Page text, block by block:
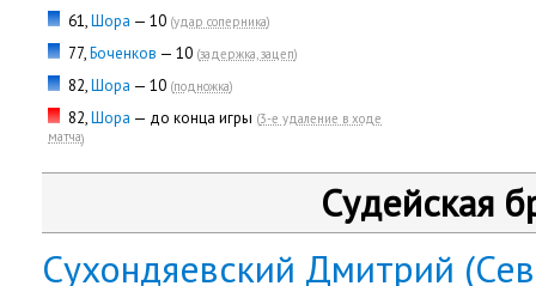
61,Шора — 10 (удар соперника)
77,Боченков — 10 (задержка, зацеп)
82,Шора — 10 (подножка)
82,Шора — до конца игры (3-е удаление в ходе
матча)
Судейская
Сухондяевский Дмитрий